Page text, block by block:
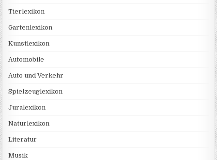
Tierlexikon
Gartenlexikon
Kunstlexikon
Automobile
Auto und Verkehr
Spielzeuglexikon
Juralexikon
Naturlexikon
Literatur
Musik